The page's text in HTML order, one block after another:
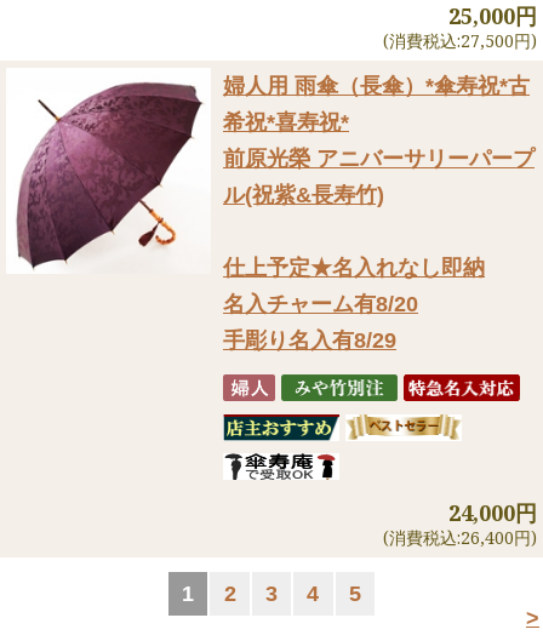
25,000円
(消費税込:27,500円)
婦人用 雨傘（長傘） *傘寿祝*古
希祝*喜寿祝*
前原光榮 アニバーサリーパープ
ル(祝紫&長寿竹)
仕上予定★名入れなし即納
名入チャーム有8/20
手彫り名入有8/29
24,000円
(消費税込:26,400円)
>
1 2 3 4 5